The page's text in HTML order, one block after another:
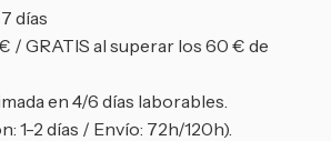
días
/ GRATIS al superar los 60 € de
en 4/6 días laborables.
1-2 días / Envío: 72h/120h).